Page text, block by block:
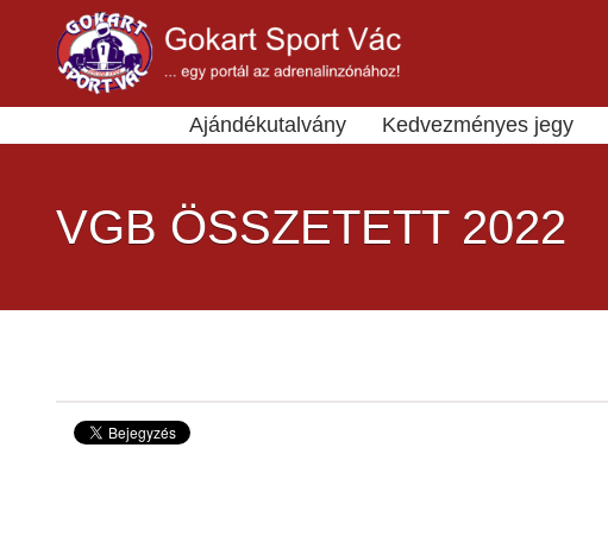
Ajándékutalvány Kedvezményes jegy
VGB ÖSSZETETT 2022